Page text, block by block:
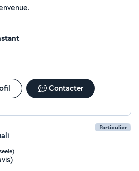
Contacter
Particulier